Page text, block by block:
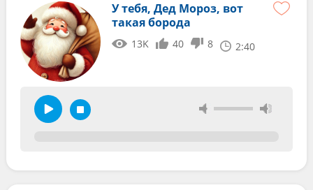
У тебя, Дед Мороз, вот
такая борода
13K 40 8 2:40